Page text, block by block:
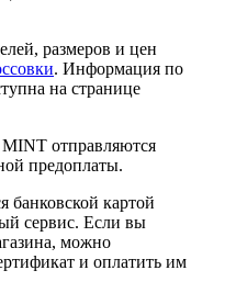
размеров и цен
. Информация по
на странице
MINT отправляются
предоплаты.
банковской картой
сервис. Если вы
можно
и оплатить им